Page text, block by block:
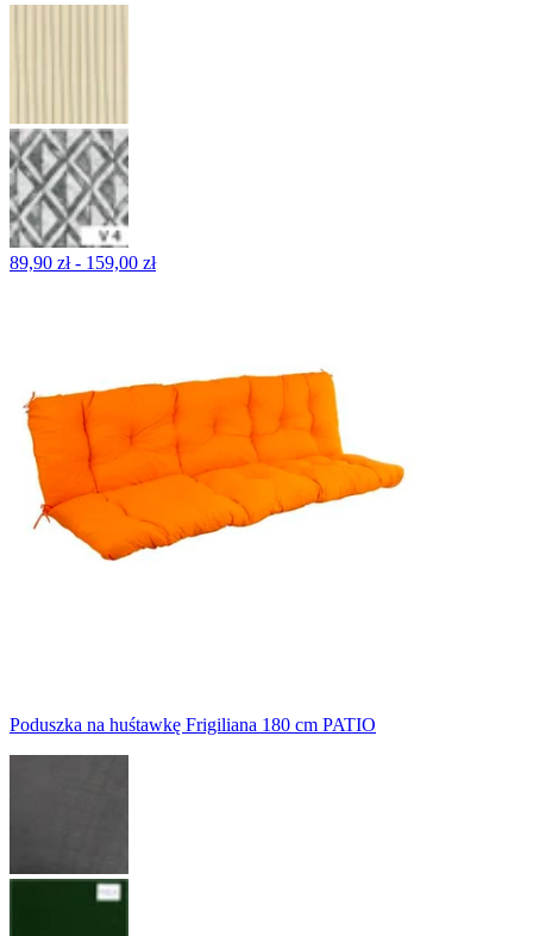
89,90 zł - 159,00 zł
Poduszka na huśtawkę Frigiliana 180 cm PATIO